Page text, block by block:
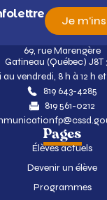
Je
69, rue Marengère
Gatineau (Québec) J8T
vendredi, 8 h à 12 h et
819 643-4285
819 561-0212
Pages
Élèves actuels
Devenir un élève
Programmes